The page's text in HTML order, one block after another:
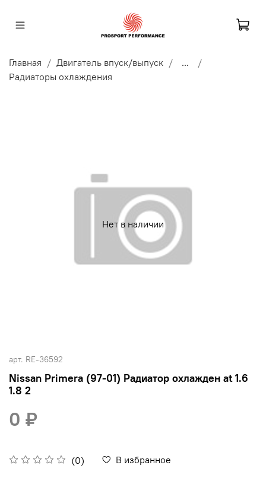
Главная Двигатель впуск/выпуск
...
Радиаторы охлаждения
Нет в наличии
арт. RE-36592
Nissan Primera (97-01) Радиатор охлажден at 1.6
1.8 2
(0) В избранное
0 ₽